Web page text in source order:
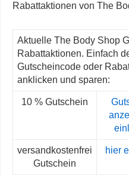
Rabattaktionen von The
Aktuelle The Body Shop
Rabattaktionen. Einfach
Gutscheincode oder
anklicken und sparen:
10 % Gutschein
versandkostenfrei
Gutschein
hier